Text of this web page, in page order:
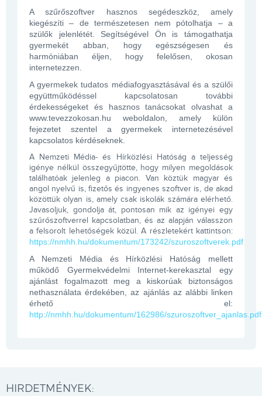
A szűrőszoftver hasznos segédeszköz, amely
kiegészíti – de természetesen nem pótolhatja – a
szülők jelenlétét. Segítségével Ön is támogathatja
gyermekét abban, hogy egészségesen és
harmóniában éljen, hogy felelősen, okosan
internetezzen.
A gyermekek tudatos médiafogyasztásával és a szülői
együttműködéssel kapcsolatosan további
érdekességeket és hasznos tanácsokat olvashat a
www.tevezzokosan.hu weboldalon, amely külön
fejezetet szentel a gyermekek internetezésével
kapcsolatos kérdéseknek.
A Nemzeti Média- és Hírközlési Hatóság a teljesség
igénye nélkül összegyűjtötte, hogy milyen megoldások
találhatóak jelenleg a piacon. Van köztük magyar és
angol nyelvű is, fizetős és ingyenes szoftver is, de akad
közöttük olyan is, amely csak iskolák számára elérhető.
Javasoljuk, gondolja át, pontosan mik az igényei egy
szűrőszoftverrel kapcsolatban, és az alapján válasszon
a felsorolt lehetőségek közül. A részletekért kattintson:
https://nmhh.hu/dokumentum/173242/szuroszoftverek.pdf
A Nemzeti Média és Hírközlési Hatóság mellett
működő Gyermekvédelmi Internet-kerekasztal egy
ajánlást fogalmazott meg a kiskorúak biztonságos
nethasználata érdekében, az ajánlás az alábbi linken
érhető el:
http://nmhh.hu/dokumentum/162986/szuroszoftver_ajanlas.pdf
HIRDETMÉNYEK: